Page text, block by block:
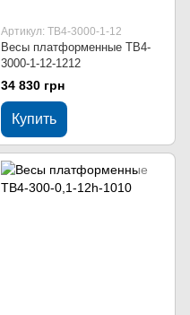
Артикул: ТВ4-3000-1-12
Весы платформенные ТВ4-
3000-1-12-1212
34 830 грн
Купить